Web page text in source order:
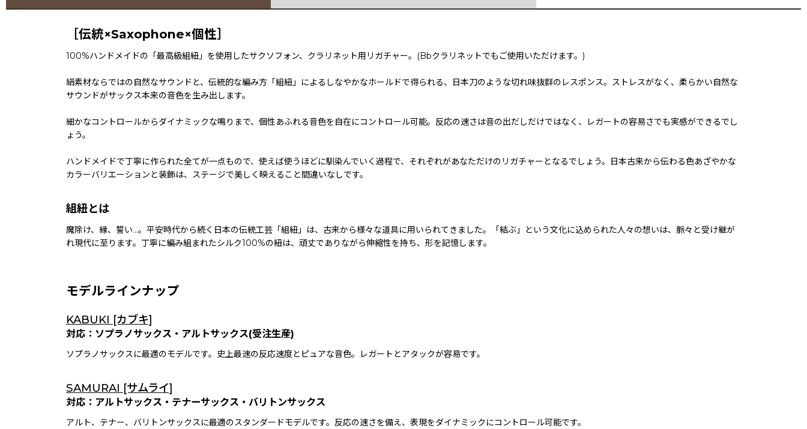
［伝統×Saxophone×個性］
100%ハンドメイドの「最高級組紐」を使用したサクソフォン、クラリネット用リガチャー。(Bbクラリネットでもご使用いただけます。)
絹素材ならではの自然なサウンドと、伝統的な編み方「組紐」によるしなやかなホールドで得られる、日本刀のような切れ味抜群のレスポンス。ストレスがなく、柔らかい自然な
サウンドがサックス本来の音色を生み出します。
細かなコントロールからダイナミックな鳴りまで、個性あふれる音色を自在にコントロール可能。反応の速さは音の出だしだけではなく、レガートの容易さでも実感ができるでし
ょう。
ハンドメイドで丁寧に作られた全てが一点もので、使えば使うほどに馴染んでいく過程で、それぞれがあなただけのリガチャーとなるでしょう。日本古来から伝わる色あざやかな
カラーバリエーションと装飾は、ステージで美しく映えること間違いなしです。
組紐とは
魔除け、縁、誓い...。平安時代から続く日本の伝統工芸「組紐」は、古来から様々な道具に用いられてきました。「結ぶ」という文化に込められた人々の想いは、脈々と受け継が
れ現代に至ります。丁寧に編み組まれたシルク100%の紐は、頑丈でありながら伸縮性を持ち、形を記憶します。
モデルラインナップ
KABUKI [カブキ]
対応：ソプラノサックス・アルトサックス(受注生産)
ソプラノサックスに最適のモデルです。史上最速の反応速度とピュアな音色。レガートとアタックが容易です。
SAMURAI [サムライ]
対応：アルトサックス・テナーサックス・バリトンサックス
アルト、テナー、バリトンサックスに最適のスタンダードモデルです。反応の速さを備え、表現をダイナミックにコントロール可能です。